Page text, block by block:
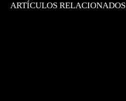
ARTÍCULOS RELACIONADOS